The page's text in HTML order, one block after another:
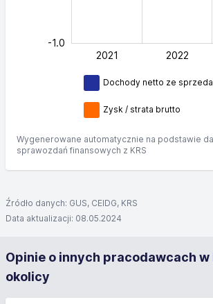
-1.0
L
2021 2022
Dochody netto ze
Zysk / strata brutto
Wygenerowane automatycznie na podstawie
sprawozdań finansowych z KRS
Źródło danych: GUS, CEIDG, KRS
Data aktualizacji: 08.05.2024
Opinie o innych pracodawcach w
okolicy